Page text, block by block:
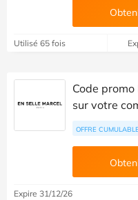
Utilisé 65 fois
Code
sur votre
OFFRE CUMULABLE
Expire 31/12/26